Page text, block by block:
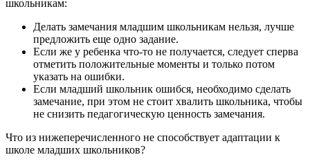
школьникам:
Делать замечания младшим школьникам нельзя, лучше
предложить еще одно задание.
Если же у ребенка что-то не получается, следует сперва
отметить положительные моменты и только потом
указать на ошибки.
Если младший школьник ошибся, необходимо сделать
замечание, при этом не стоит хвалить школьника, чтобы
не снизить педагогическую ценность замечания.
Что из нижеперечисленного не способствует адаптации к
школе младших школьников?